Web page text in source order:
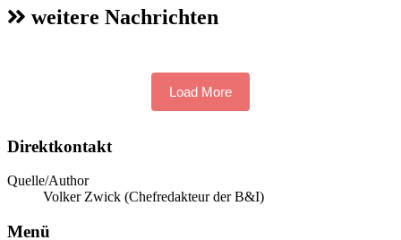
weitere Nachrichten
Load More
Direktkontakt
Quelle/Author
Volker Zwick (Chefredakteur der B&I)
Menü